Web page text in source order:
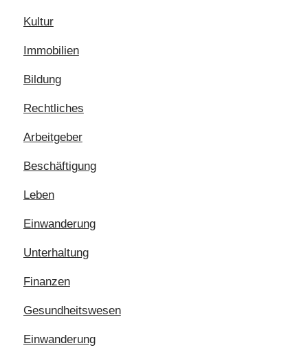
Kultur
Immobilien
Bildung
Rechtliches
Arbeitgeber
Beschäftigung
Leben
Einwanderung
Unterhaltung
Finanzen
Gesundheitswesen
Einwanderung